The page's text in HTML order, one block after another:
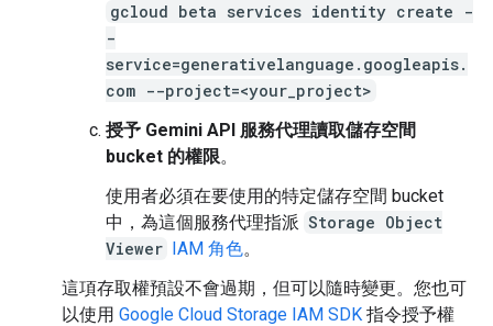
gcloud beta services identity create -
-
service=generativelanguage.googleapis.
com --project=<your_project>
授予 Gemini API 服務代理讀取儲存空間
bucket 的權限。
使用者必須在要使用的特定儲存空間 bucket
中，為這個服務代理指派 Storage Object
Viewer IAM 角色。
這項存取權預設不會過期，但可以隨時變更。您也可
以使用 Google Cloud Storage IAM SDK 指令授予權